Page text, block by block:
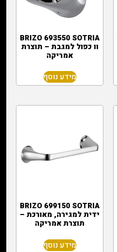
BRIZO 693550 SOTRIA
וו כפול למגבת – תוצרת
אמריקה
מידע נוסף
BRIZO 699150 SOTRIA
ידית למגירה, מאורכת –
תוצרת אמריקה
מידע נוסף